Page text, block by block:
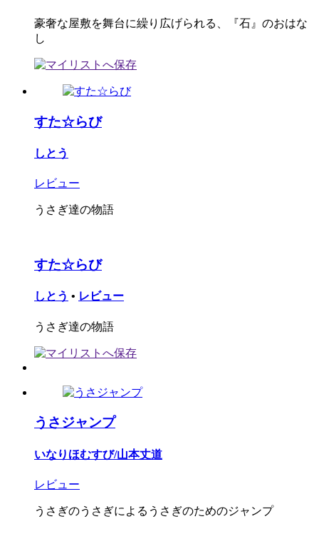
豪奢な屋敷を舞台に繰り広げられる、『石』のおはな
し
すた☆らび
しとう
レビュー
うさぎ達の物語
すた☆らび
しとう • レビュー
うさぎ達の物語
うさジャンプ
いなりほむすび/山本丈道
レビュー
うさぎのうさぎによるうさぎのためのジャンプ